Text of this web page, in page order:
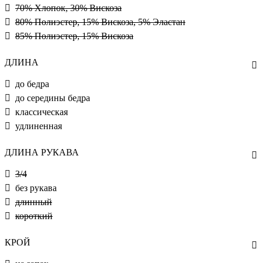
70% Хлопок, 30% Вискоза
80% Полиэстер, 15% Вискоза, 5% Эластан
85% Полиэстер, 15% Вискоза
ДЛИНА
до бедра
до середины бедра
классическая
удлиненная
ДЛИНА РУКАВА
3/4
без рукава
длинный
короткий
КРОЙ